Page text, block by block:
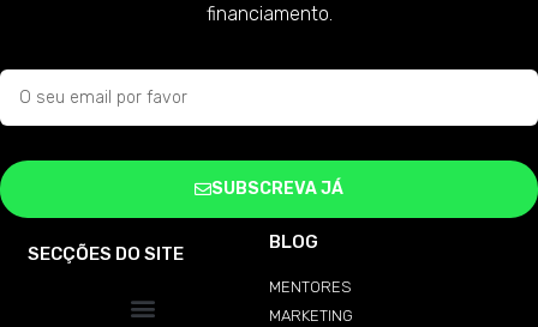
financiamento.
SUBSCREVA JÁ
SECÇÕES DO SITE
BLOG
MENTORES
MARKETING